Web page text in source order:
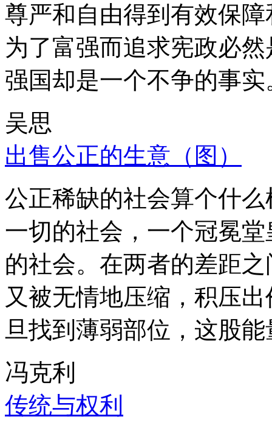
尊严和自由得到有效保
为了富强而追求宪政必
强国却是一个不争的事实
吴思
出售公正的生意（图）
公正稀缺的社会算个什
一切的社会，一个冠冕
的社会。在两者的差距
又被无情地压缩，积压
旦找到薄弱部位，这股
冯克利
传统与权利